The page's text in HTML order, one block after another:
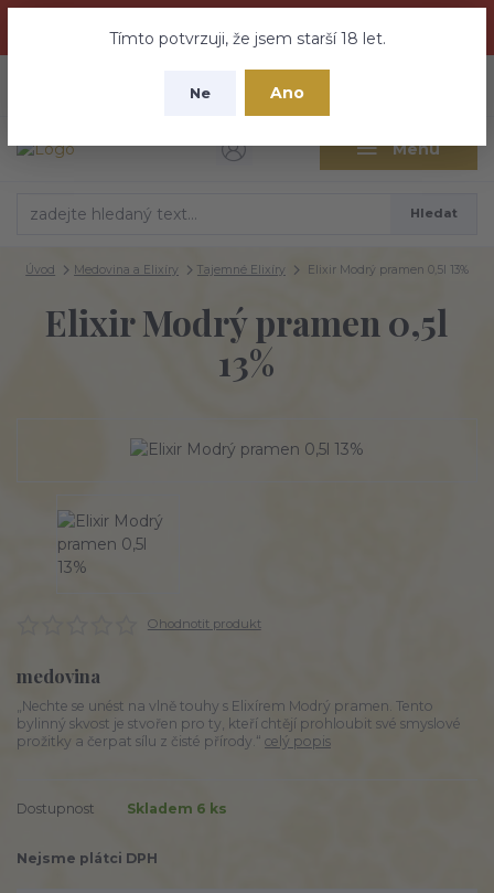
nebuďte vyděšeni zde najdete vše a ještě mnohem víc
Tímto potvrzuji, že jsem starší 18 let.
Ne Ano
Menu
CZK
Hledat
Úvod Medovina a Elixíry Tajemné Elixíry Elixir Modrý pramen 0,5l 13%
Elixir Modrý pramen 0,5l
13%
Ohodnotit produkt
medovina
„Nechte se unést na vlně touhy s Elixírem Modrý pramen. Tento
bylinný skvost je stvořen pro ty, kteří chtějí prohloubit své smyslové
prožitky a čerpat sílu z čisté přírody.“ celý popis
Dostupnost Skladem 6 ks
Nejsme plátci DPH